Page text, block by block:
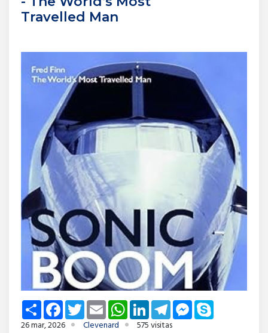
Travelled Man
Share FacebookTwitterEmail WhatsAppLinkedInTelegramMessenger
26 mar, 2026
Clevenard 575 visitas